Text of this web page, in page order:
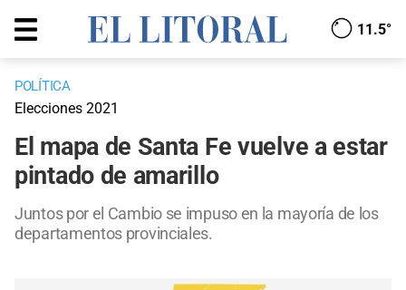
11.5°
POLÍTICA
Elecciones 2021
El mapa de Santa Fe vuelve a estar
pintado de amarillo
Juntos por el Cambio se impuso en la mayoría de los
departamentos provinciales.